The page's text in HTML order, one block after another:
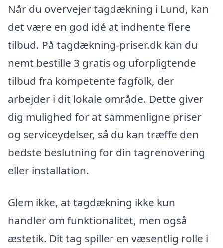
Når du overvejer tagdækning i Lund, kan
det være en god idé at indhente flere
tilbud. På tagdækning-priser.dk kan du
nemt bestille 3 gratis og uforpligtende
tilbud fra kompetente fagfolk, der
arbejder i dit lokale område. Dette giver
dig mulighed for at sammenligne priser
og serviceydelser, så du kan træffe den
bedste beslutning for din tagrenovering
eller installation.
Glem ikke, at tagdækning ikke kun
handler om funktionalitet, men også
æstetik. Dit tag spiller en væsentlig rolle i